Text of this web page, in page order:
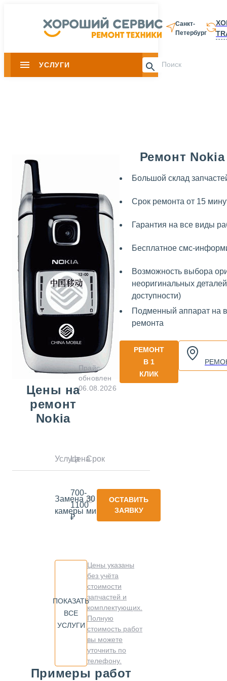
Санкт-
Петербург
УСЛУГИ 8 812 337-
Ремонт Nokia
Большой склад
Срок ремонта от 15
Гарантия на все виды
Бесплатное смс-
Возможность выбора
неоригинальных
доступности)
Подменный аппарат на
ремонта
РЕМОНТ
В 1
КЛИК
Цены на
ремонт
Nokia
Прайс
обновлен
06.08.2026
УслугаЦенаСрок
Замена
камеры
700-
1100
₽
30
минут
ОСТАВИТЬ
ЗАЯВКУ
ПОКАЗАТЬ
ВСЕ
УСЛУГИ
Цены указаны
без учёта
стоимости
запчастей и
комплектующих.
Полную
стоимость работ
вы можете
уточнить по
телефону.
Примеры работ